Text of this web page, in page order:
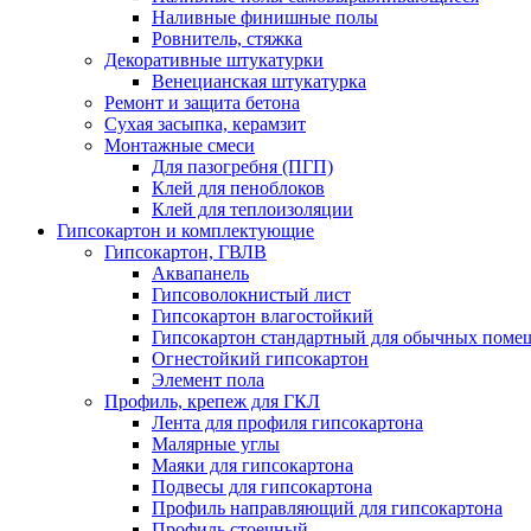
Наливные финишные полы
Ровнитель, стяжка
Декоративные штукатурки
Венецианская штукатурка
Ремонт и защита бетона
Сухая засыпка, керамзит
Монтажные смеси
Для пазогребня (ПГП)
Клей для пеноблоков
Клей для теплоизоляции
Гипсокартон и комплектующие
Гипсокартон, ГВЛВ
Аквапанель
Гипсоволокнистый лист
Гипсокартон влагостойкий
Гипсокартон стандартный для обычных
Огнестойкий гипсокартон
Элемент пола
Профиль, крепеж для ГКЛ
Лента для профиля гипсокартона
Малярные углы
Маяки для гипсокартона
Подвесы для гипсокартона
Профиль направляющий для гипсокартона